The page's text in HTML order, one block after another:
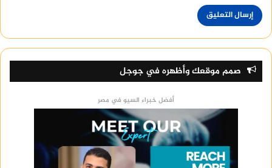
صمم موقعك وأظهره في جوجل
أفضل خبراء السيو في مصر